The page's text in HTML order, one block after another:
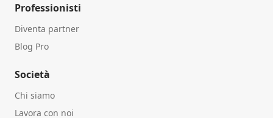
Professionisti
Diventa partner
Blog Pro
Società
Chi siamo
Lavora con noi